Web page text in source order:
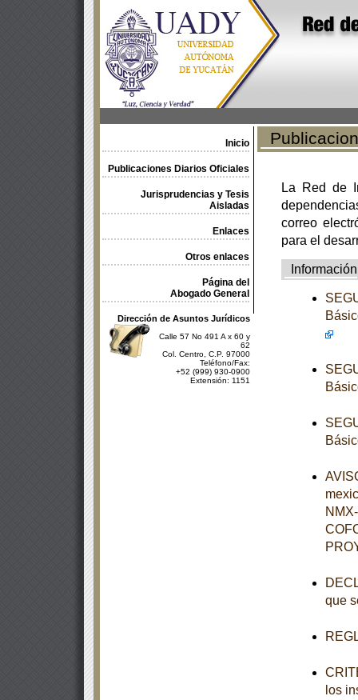
Inicio
Publicaciones Diarios Oficiales
Jurisprudencias y Tesis
Aisladas
Enlaces
Otros enlaces
Página del
Abogado General
Dirección de Asuntos Jurídicos
Calle 57 No 491 A x 60 y
62
Col. Centro, C.P. 97000
Teléfono/Fax:
+52 (999) 930-0900
Extensión: 1151
La Red de
correo
para el
Información
que
los